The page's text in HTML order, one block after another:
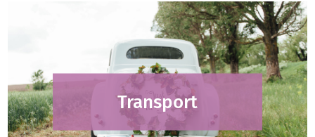
Transport